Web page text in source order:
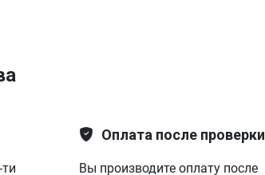
Оплата после проверки
Вы производите оплату после